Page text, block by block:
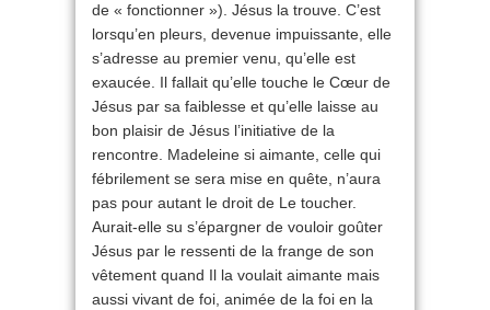
de « fonctionner »). Jésus la trouve. C’est
lorsqu’en pleurs, devenue impuissante, elle
s’adresse au premier venu, qu’elle est
exaucée. Il fallait qu’elle touche le Cœur de
Jésus par sa faiblesse et qu’elle laisse au
bon plaisir de Jésus l’initiative de la
rencontre. Madeleine si aimante, celle qui
fébrilement se sera mise en quête, n’aura
pas pour autant le droit de Le toucher.
Aurait-elle su s’épargner de vouloir goûter
Jésus par le ressenti de la frange de son
vêtement quand Il la voulait aimante mais
aussi vivant de foi, animée de la foi en la